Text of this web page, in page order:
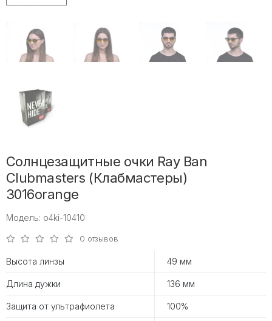
Солнцезащитные очки Ray Ban
Clubmasters (Клабмастеры)
3016orange
Модель: o4ki-10410
0 отзывов
Высота линзы 49 мм
Длина дужки 136 мм
Защита от ультрафиолета 100%